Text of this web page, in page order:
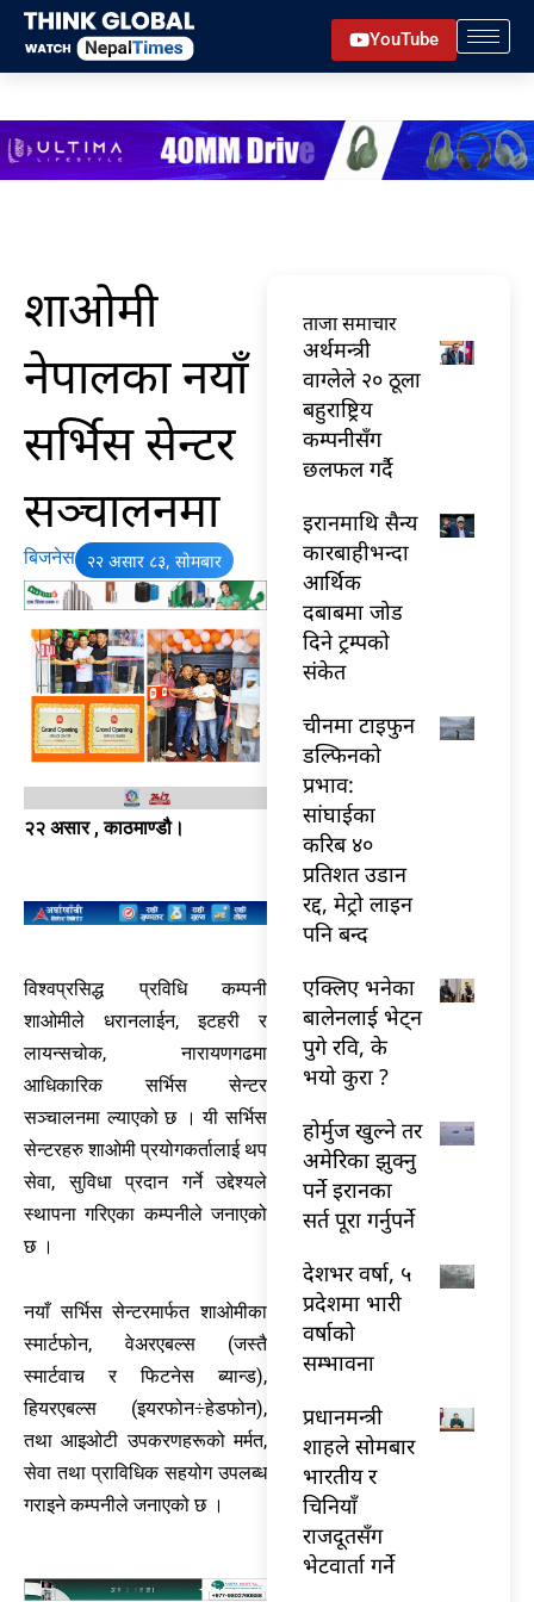
Skip
content
YouTube
शाओमी
नेपालका नयाँ
सर्भिस सेन्टर
सञ्चालनमा
बिजनेस २२ असार ८३, सोमबार
२२ असार , काठमाण्डौ।
विश्वप्रसिद्ध प्रविधि कम्पनी
शाओमीले धरानलाईन, इटहरी र
लायन्सचोक, नारायणगढमा
आधिकारिक सर्भिस सेन्टर
सञ्चालनमा ल्याएको छ । यी सर्भिस
सेन्टरहरु शाओमी प्रयोगकर्तालाई थप
सेवा, सुविधा प्रदान गर्ने उद्देश्यले
स्थापना गरिएका कम्पनीले जनाएको
छ ।
नयाँ सर्भिस सेन्टरमार्फत शाओमीका
स्मार्टफोन, वेअरएबल्स (जस्तै
स्मार्टवाच र फिटनेस ब्यान्ड),
हियरएबल्स (इयरफोन÷हेडफोन),
तथा आइओटी उपकरणहरूको मर्मत,
सेवा तथा प्राविधिक सहयोग उपलब्ध
गराइने कम्पनीले जनाएको छ ।
ताजा समाचार
अर्थमन्त्री
वाग्लेले २० ठूला
बहुराष्ट्रिय
कम्पनीसँग
छलफल गर्दै
इरानमाथि सैन्य
कारबाहीभन्दा
आर्थिक
दबाबमा जोड
दिने ट्रम्पको
संकेत
चीनमा टाइफुन
डल्फिनको
प्रभाव:
सांघाईका
करिब ४०
प्रतिशत उडान
रद्द, मेट्रो लाइन
पनि बन्द
एक्लिए भनेका
बालेनलाई भेट्न
पुगे रवि, के
भयो कुरा ?
होर्मुज खुल्ने तर
अमेरिका झुक्नु
पर्ने इरानका
सर्त पूरा गर्नुपर्ने
देशभर वर्षा, ५
प्रदेशमा भारी
वर्षाको
सम्भावना
प्रधानमन्त्री
शाहले सोमबार
भारतीय र
चिनियाँ
राजदूतसँग
भेटवार्ता गर्ने